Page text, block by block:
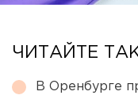
ЧИТАЙТЕ
В Оренбурге